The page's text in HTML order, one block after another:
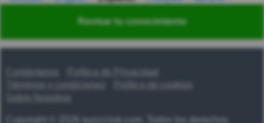
Revisar tu conocimiento
Українська हिन्दी 한국어 汉语
Contáctanos
Política de Privacidad
Términos y condiciones
Copyright © 2026 quizzclub.com. Todos los derechos